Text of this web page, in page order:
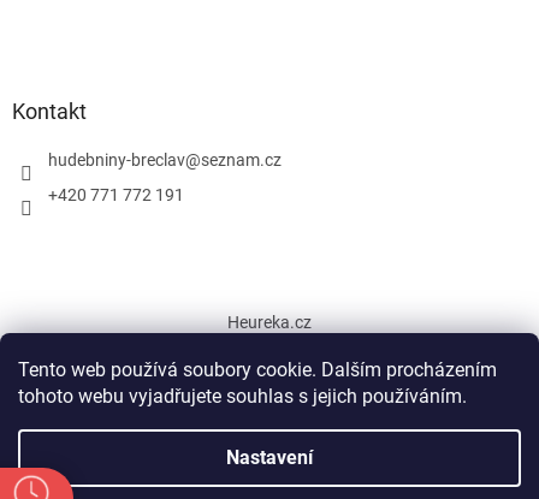
Tento web používá soubory cookie. Dalším procházením
tohoto webu vyjadřujete souhlas s jejich používáním.
Nastavení
Kontakt
hudebniny-breclav@seznam.cz
+420 771 772 191
Heureka.cz